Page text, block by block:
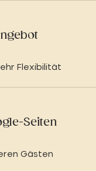
Flexibilität
Seiten
Gästen